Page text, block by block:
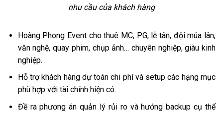
nhu cầu của khách hàng
Hoàng Phong Event cho thuê MC, PG, lễ tân, đội múa lân,
văn nghệ, quay phim, chụp ảnh… chuyên nghiệp, giàu kinh
nghiệp.
Hỗ trợ khách hàng dự toán chi phí và setup các hạng mục
phù hợp với tài chính hiện có.
Đề ra phương án quản lý rủi ro và hướng backup cụ thể